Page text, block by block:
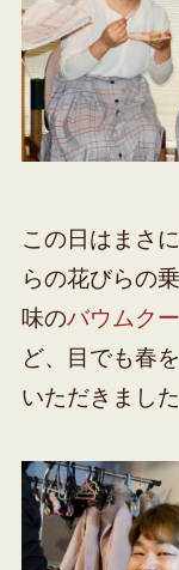
この日はまさ
らの花びらの
味のバウムク
ど、目でも春
いただきました